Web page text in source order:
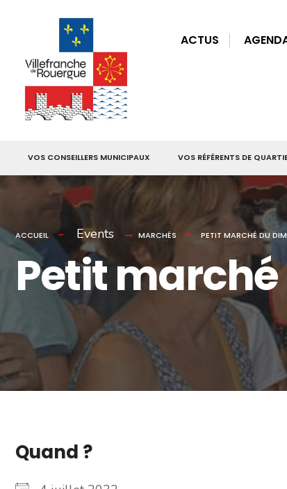
ACTUS
VOS CONSEILLERS MUNICIPAUX VOS RÉFÉRENTS DE
ACCUEIL Events MARCHÉS PETIT MARCHÉ DU
Petit
Quand ?